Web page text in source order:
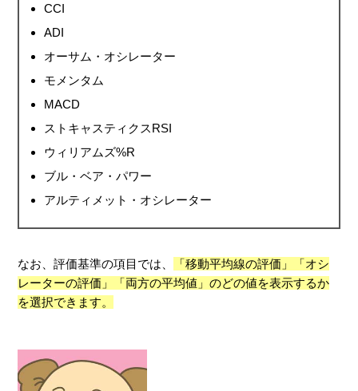
CCI
ADI
オーサム・オシレーター
モメンタム
MACD
ストキャスティクスRSI
ウィリアムズ%R
ブル・ベア・パワー
アルティメット・オシレーター
なお、評価基準の項目では、
「移動平均線の評価」「オシ
レーターの評価」「両方の平均値」のどの値を表示するか
を選択できます。